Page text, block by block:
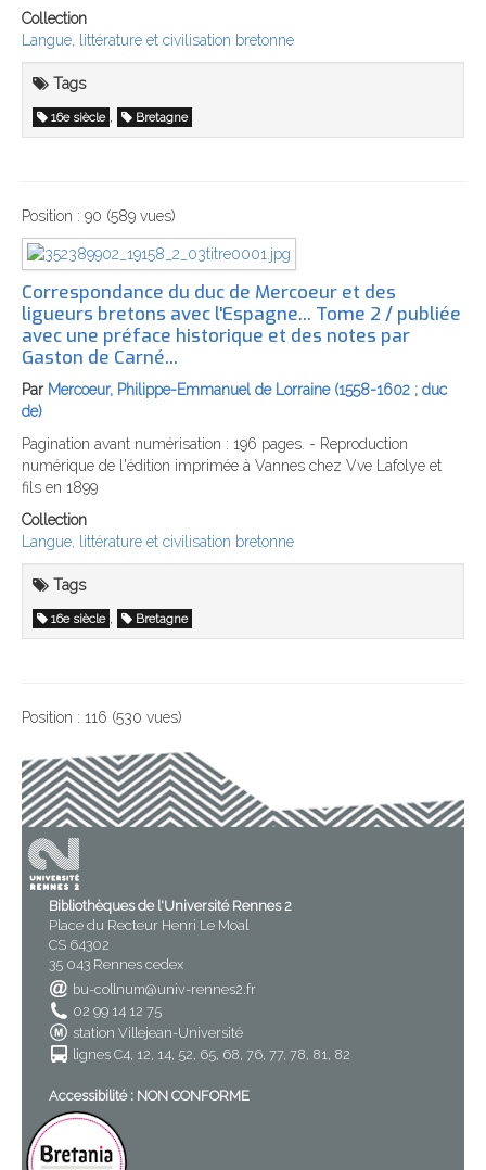
Collection
Langue, littérature et civilisation bretonne
Tags
16e siècle , Bretagne
Position : 90 (589 vues)
Correspondance du duc de Mercoeur et des
ligueurs bretons avec l'Espagne... Tome 2 / publiée
avec une préface historique et des notes par
Gaston de Carné...
Par Mercoeur, Philippe-Emmanuel de Lorraine (1558-1602 ; duc
de)
Pagination avant numérisation : 196 pages. - Reproduction
numérique de l'édition imprimée à Vannes chez Vve Lafolye et
fils en 1899
Collection
Langue, littérature et civilisation bretonne
Tags
16e siècle , Bretagne
Position : 116 (530 vues)
Bibliothèques de l'Université Rennes 2
Place du Recteur Henri Le Moal
CS 64302
35 043 Rennes cedex
bu-collnum@univ-rennes2.fr
02 99 14 12 75
station Villejean-Université
lignes C4, 12, 14, 52, 65, 68, 76, 77, 78, 81, 82
Accessibilité : NON CONFORME